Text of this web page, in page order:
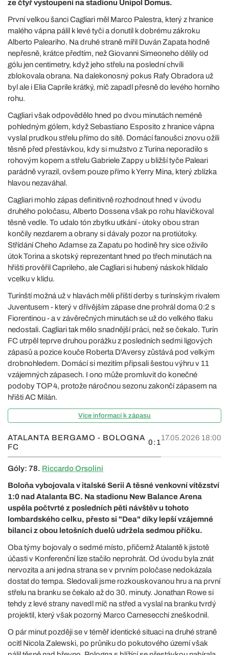
ze čtyř vystoupení na stadionu Unipol Domus.
První velkou šanci Cagliari měl Marco Palestra, který z hranice
malého vápna pálil k levé tyči a donutil k dobrému zákroku
Alberto Paleariho. Na druhé straně mířil Duván Zapata hodně
nepřesně, krátce předtím, než Giovanni Simeoneho dělily od
gólu jen centimetry, když jeho střelu na poslední chvíli
zblokovala obrana. Na dalekonosný pokus Rafy Obradora už
byl ale i Elia Caprile krátký, míč zapadl přesně do levého horního
rohu.
Cagliari však odpovědělo hned po dvou minutách neméně
pohledným gólem, když Sebastiano Esposito z hranice vápna
vyslal prudkou střelu přímo do sítě. Domácí fanoušci znovu ožili
těsně před přestávkou, kdy si mužstvo z Turína neporadilo s
rohovým kopem a střelu Gabriele Zappy u bližší tyče Paleari
parádně vyrazil, ovšem pouze přímo k Yerry Mina, který zblízka
hlavou nezaváhal.
Cagliari mohlo zápas definitivně rozhodnout hned v úvodu
druhého poločasu, Alberto Dossena však po rohu hlavičkoval
těsně vedle. To udalo tón zbytku utkání - útoky obou stran
končily nezdarem a obrany si dávaly pozor na protiútoky.
Střídání Cheho Adamse za Zapatu po hodině hry sice oživilo
útok Torina a skotský reprezentant hned po třech minutách na
hřišti prověřil Caprileho, ale Cagliari si hubený náskok hlídalo
vcelku v klidu.
Turínští možná už v hlavách měli příští derby s turínským rivalem
Juventusem - který v dřívějším zápase dne prohrál doma 0:2 s
Fiorentinou - a v závěrečných minutách se už do velkého tlaku
nedostali. Cagliari tak mělo snadnější práci, než se čekalo. Turín
FC utrpěl teprve druhou porážku z posledních sedmi ligových
zápasů a pozice kouče Roberta D'Aversy zůstává pod velkým
drobnohledem. Domácí si mezitím připsali šestou výhru v 11
vzájemných zápasech. I ono může promluvit do konečné
podoby TOP 4, protože náročnou sezonu zakončí zápasem na
hřišti AC Milán.
Více informací k zápasu
ATALANTA BERGAMO - BOLOGNA
FC
0:1
17.05.2026 18:00
Góly: 78. Riccardo Orsolini
Boloňa vybojovala v italské Serii A těsné venkovní vítězství
1:0 nad Atalanta BC. Na stadionu New Balance Arena
uspěla počtvrté z posledních pěti návštěv u tohoto
lombardského celku, přesto si "Dea" díky lepší vzájemné
bilanci z obou letošních duelů udržela sedmou příčku.
Oba týmy bojovaly o sedmé místo, přičemž Atalantě k jistotě
účasti v Konferenční lize stačilo neprohrát. Od úvodu byla znát
nervozita a ani jedna strana se v prvním poločase nedokázala
dostat do tempa. Sledovali jsme rozkouskovanou hru a na první
střelu na branku se čekalo až do 30. minuty. Jonathan Rowe si
tehdy z levé strany navedl míč na střed a vyslal na branku tvrdý
projektil, který však pozorný Marco Carnesecchi zneškodnil.
O pár minut později se v téměř identické situaci na druhé straně
ocitl Nicola Zalewski, po průniku do pokutového území však